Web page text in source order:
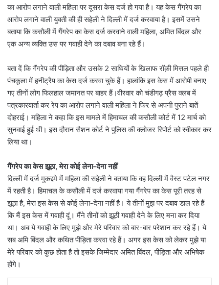
का आरोप लगाने वाली महिला पर दूसरा केस दर्ज हो गया है। यह केस गैंगरेप का
आरोप लगाने वाली युवती की ही सहेली ने दिल्ली में दर्ज करवाया है। इसमें उसने
बताया कि कसौली में गैंगरेप का केस दर्ज करवाने वाली महिला, अमित बिंदल और
एक अन्य व्यक्ति उस पर गवाही देने का दबाव बना रहे हैं।
बता दें कि गैंगरेप की पीड़िता और उसके 2 साथियों के खिलाफ रॉक़ी मित्तल पहले ही
पंचकूला में हनीट्रैप का केस दर्ज करवा चुके हैं। हालांकि इस केस में आरोपी बनाए
गए तीनों लोग फिलहाल जमानत पर बाहर हैं।वीरवार को चंडीगढ़ प्रैस क्लब में
पत्रकारवार्ता कर रेप का आरोप लगाने वाली महिला ने फिर से अपनी पुराने बातें
दोहराई। महिला ने कहा कि इस मामले में हिमाचल की कसौली कोर्ट में 12 मार्च को
सुनवाई हुई थी। इस दौरान सैशन कोर्ट ने पुलिस की क्लोजर रिपोर्ट को स्वीकार कर
लिया था।
गैंगरेप का केस झूठा, मेरा कोई लेना-देना नहीं
दिल्ली में दर्ज मुकद्दमे में महिला की सहेली ने बताया कि वह दिल्ली में वैस्ट पटेल नगर
में रहती है। हिमाचल के कसौली में दर्ज करवाया गया गैंगरेप का केस पूरी तरह से
झूठा है, मेरा इस केस से कोई लेना-देना नहीं है। ये तीनों मुझ पर दबाव डाल रहे हैं
कि मैं इस केस में गवाही दूं। मैंने तीनों को झूठी गवाही देने के लिए मना कर दिया
था। अब ये गवाही के लिए मुझे और मेरे परिवार को बार-बार परेशान कर रहे हैं। ये
सब अमि बिंदल और कथित पीड़िता करवा रहे हैं। अगर इस केस को लेकर मुझे या
मेरे परिवार को कुछ होता है तो इसके जिम्मेदार अमित बिंदल, पीड़िता और अभिषेक
होंगे।